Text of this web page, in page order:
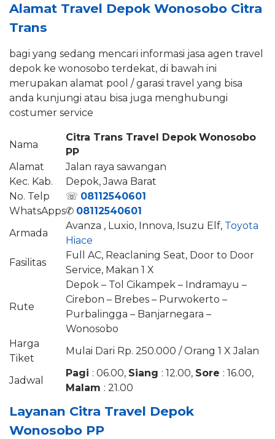
Alamat Travel Depok Wonosobo Citra
Trans
bagi yang sedang mencari informasi jasa agen travel
depok ke wonosobo terdekat, di bawah ini
merupakan alamat pool / garasi travel yang bisa
anda kunjungi atau bisa juga menghubungi
costumer service
Nama
Citra Trans Travel Depok Wonosobo
PP
Alamat
Jalan raya sawangan
Kec. Kab.
Depok, Jawa Barat
No. Telp
☏ 08112540601
WhatsApps✆ 08112540601
Armada
Avanza , Luxio, Innova, Isuzu Elf, Toyota
Hiace
Fasilitas
Full AC, Reaclaning Seat, Door to Door
Service, Makan 1 X
Rute
Depok – Tol Cikampek – Indramayu –
Cirebon – Brebes – Purwokerto –
Purbalingga – Banjarnegara –
Wonosobo
Harga
Tiket
Mulai Dari Rp. 250.000 / Orang 1 X Jalan
Jadwal
Pagi : 06.00, Siang : 12.00, Sore : 16.00,
Malam : 21.00
Layanan Citra Travel Depok
Wonosobo PP